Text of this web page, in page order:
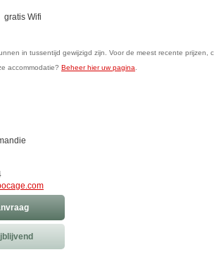
gratis Wifi
in tussentijd gewijzigd zijn. Voor de meest recente prijzen,
accommodatie? Beheer hier uw pagina